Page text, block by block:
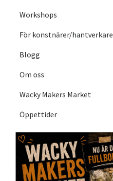
Workshops
För konstnärer/hantverkare
Blogg
Om oss
Wacky Makers Market
Öppettider